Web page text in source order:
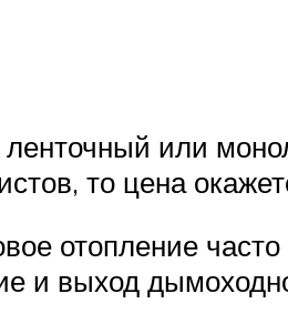
ленточный или
то цена
отопление
и выход